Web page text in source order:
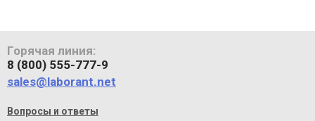
Горячая линия:
8 (800) 555-777-9
sales@laborant.net
Вопросы и ответы